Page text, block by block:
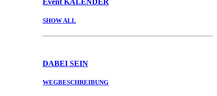
Event KALENDER
SHOW ALL
DABEI SEIN
WEGBESCHREIBUNG